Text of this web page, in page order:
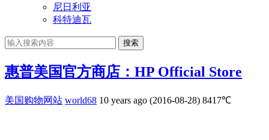
尼日利亚
科特迪瓦
搜索
惠普美国官方商店：HP Official Store
美国购物网站 world68 10 years ago (2016-08-28) 8417℃